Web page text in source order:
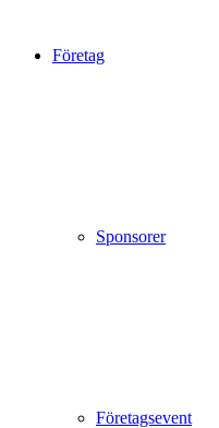
Företag
Sponsorer
Företagsevent